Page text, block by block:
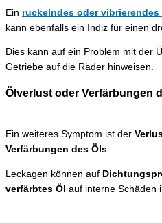
Ein ruckelndes oder vibrierendes
kann ebenfalls ein Indiz für einen
Dies kann auf ein Problem mit der
Getriebe auf die Räder hinweisen.
Ölverlust oder Verfärbungen
Ein weiteres Symptom ist der
Verfärbungen des Öls.
Leckagen können auf
verfärbtes Öl auf interne Schäden